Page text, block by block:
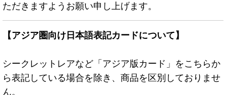
ただきますようお願い申し上げます。
【アジア圏向け日本語表記カードについて】
シークレットレアなど「アジア版カード」をこちらか
ら表記している場合を除き、商品を区別しておりませ
ん。